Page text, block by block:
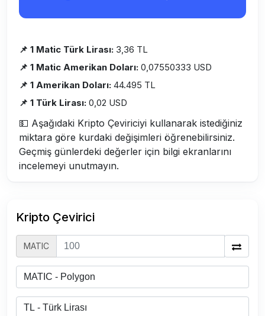
📌 1 Matic Türk Lirası: 3,36 TL
📌 1 Matic Amerikan Doları: 0,07550333 USD
📌 1 Amerikan Doları: 44.495 TL
📌 1 Türk Lirası: 0,02 USD
💵 Aşağıdaki Kripto Çeviriciyi kullanarak istediğiniz
miktara göre kurdaki değişimleri öğrenebilirsiniz.
Geçmiş günlerdeki değerler için bilgi ekranlarını
incelemeyi unutmayın.
Kripto Çevirici
MATIC